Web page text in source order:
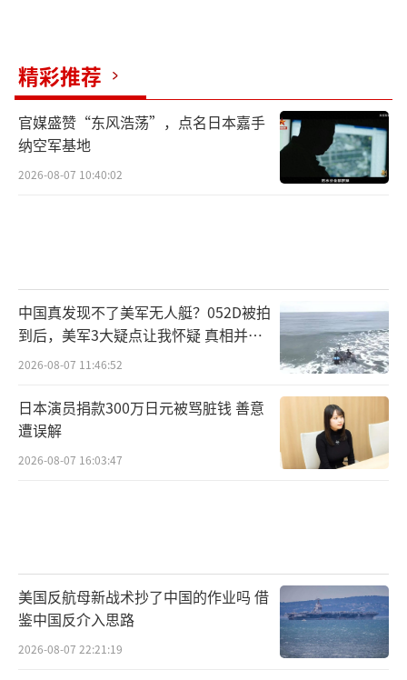
精彩推荐
官媒盛赞“东风浩荡”，点名日本嘉手
纳空军基地
2026-08-07 10:40:02
中国真发现不了美军无人艇？052D被拍
到后，美军3大疑点让我怀疑 真相并非
如此
2026-08-07 11:46:52
日本演员捐款300万日元被骂脏钱 善意
遭误解
2026-08-07 16:03:47
美国反航母新战术抄了中国的作业吗 借
鉴中国反介入思路
2026-08-07 22:21:19